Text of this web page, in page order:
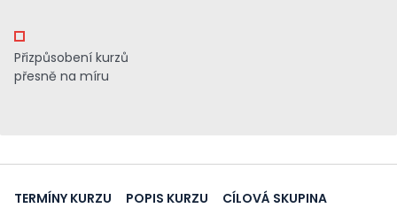
Přizpůsobení kurzů
přesně na míru
TERMÍNY KURZU POPIS KURZU
CÍLOVÁ SKUPINA